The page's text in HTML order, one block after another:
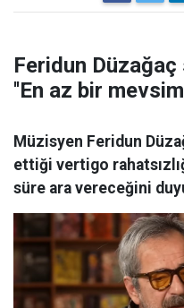
Feridun
''En az bir
Müzisyen Feridun
ettiği vertigo
süre ara vereceğini